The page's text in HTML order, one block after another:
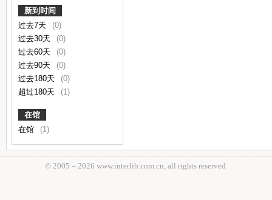
新到时间
过去7天
(0)
过去30天
(0)
过去60天
(0)
过去90天
(0)
过去180天
(0)
超过180天
(1)
在馆
在馆
(1)
© 2005－ 2026 www.interlib.com.cn, all rights reserved